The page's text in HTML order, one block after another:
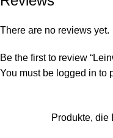
There are no reviews yet.
Be the first to review
You must be logged in to
Produkte, die